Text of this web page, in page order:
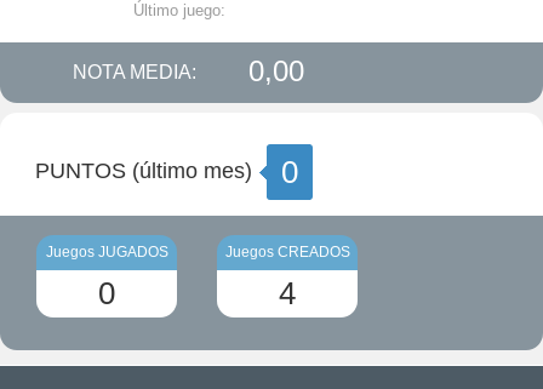
Último juego:
NOTA MEDIA: 0,00
PUNTOS (último mes) 0
Juegos JUGADOS
0
Juegos CREADOS
4